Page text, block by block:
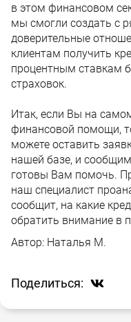
в этом финансовом
мы смогли создать с
доверительные
клиентам получить
процентным ставкам
страховок.
Итак, если Вы на
финансовой помощи,
можете оставить
нашей базе, и
готовы Вам помочь.
наш специалист
сообщит, на какие
обратить внимание в
Автор: Наталья М.
Поделиться: